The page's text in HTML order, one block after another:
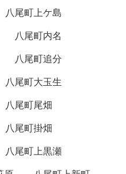
八尾町上ケ島
八尾町内名
八尾町追分
八尾町大玉生
八尾町尾畑
八尾町掛畑
八尾町上黒瀬